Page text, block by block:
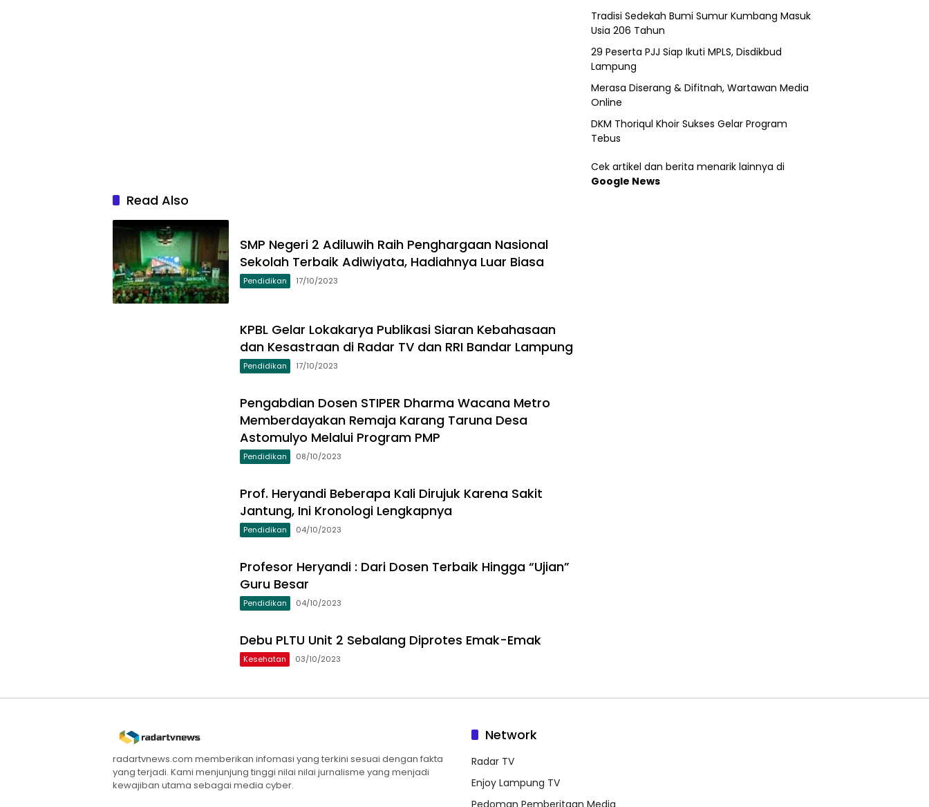
Read Also
SMP Negeri 2 Adiluwih Raih Penghargaan Nasional
Sekolah Terbaik Adiwiyata, Hadiahnya Luar Biasa
Pendidikan 17/10/2023
KPBL Gelar Lokakarya Publikasi Siaran Kebahasaan
dan Kesastraan di Radar TV dan RRI Bandar Lampung
Pendidikan 17/10/2023
Pengabdian Dosen STIPER Dharma Wacana Metro
Memberdayakan Remaja Karang Taruna Desa
Astomulyo Melalui Program PMP
Pendidikan 08/10/2023
Prof. Heryandi Beberapa Kali Dirujuk Karena Sakit
Jantung, Ini Kronologi Lengkapnya
Pendidikan 04/10/2023
Profesor Heryandi : Dari Dosen Terbaik Hingga “Ujian”
Guru Besar
Pendidikan 04/10/2023
Debu PLTU Unit 2 Sebalang Diprotes Emak-Emak
Kesehatan 03/10/2023
Tradisi Sedekah Bumi Sumur Kumbang Masuk
Usia 206 Tahun
29 Peserta PJJ Siap Ikuti MPLS, Disdikbud
Lampung
Merasa Diserang & Difitnah, Wartawan Media
Online
DKM Thoriqul Khoir Sukses Gelar Program
Tebus
Cek artikel dan berita menarik lainnya di
Google News
radartvnews.com memberikan infomasi yang terkini sesuai dengan fakta
yang terjadi. Kami menjunjung tinggi nilai nilai jurnalisme yang menjadi
kewajiban utama sebagai media cyber.
Network
Radar TV
Enjoy Lampung TV